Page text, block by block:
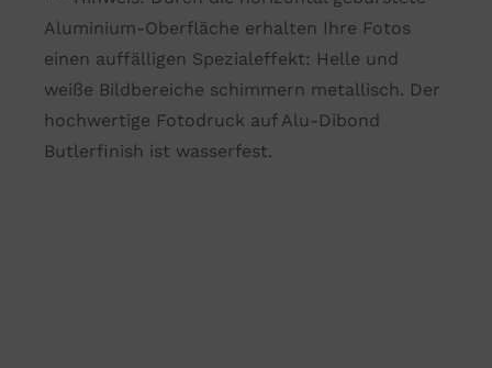
Aluminium-Oberfläche erhalten Ihre Fotos
einen auffälligen Spezialeffekt: Helle und
weiße Bildbereiche schimmern metallisch. Der
hochwertige Fotodruck auf Alu-Dibond
Butlerfinish ist wasserfest.